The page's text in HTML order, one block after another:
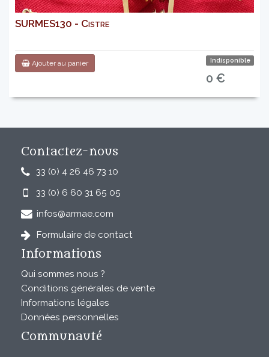
SURMES130 - Cistre
Ajouter au panier Indisponible
0 €
Contactez-nous
33 (0) 4 26 46 73 10
33 (0) 6 60 31 65 05
infos@armae.com
Formulaire de contact
Informations
Qui sommes nous ?
Conditions générales de vente
Informations légales
Données personnelles
Communauté